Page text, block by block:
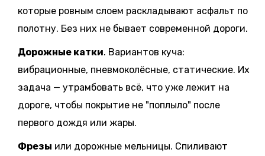
которые ровным слоем раскладывают асфальт по
полотну. Без них не бывает современной дороги.
Дорожные катки. Вариантов куча:
вибрационные, пневмоколёсные, статические. Их
задача — утрамбовать всё, что уже лежит на
дороге, чтобы покрытие не "поплыло" после
первого дождя или жары.
Фрезы или дорожные мельницы. Спиливают